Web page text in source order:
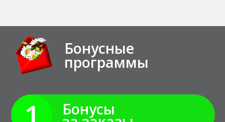
Бонусные
программы
Бонусы